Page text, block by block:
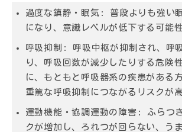
過度な鎮静・眠気 : 普段よりも強い
になり、意識レベルが低下する可能
呼吸抑制 : 呼吸中枢が抑制され、呼
り、呼吸回数が減少したりする危険
に、もともと呼吸器系の疾患がある
重篤な呼吸抑制につながるリスクが
運動機能・協調運動の障害 : ふらつ
クが増加し、ろれつが回らない、う